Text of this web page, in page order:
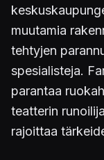
muutamia
tehtyjen
spesialisteja.
parantaa
teatterin
rajoittaa